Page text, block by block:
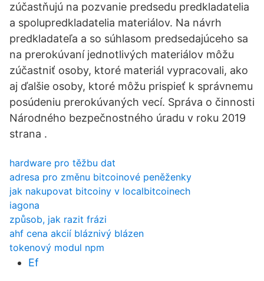
zúčastňujú na pozvanie predsedu predkladatelia
a spolupredkladatelia materiálov. Na návrh
predkladateľa a so súhlasom predsedajúceho sa
na prerokúvaní jednotlivých materiálov môžu
zúčastniť osoby, ktoré materiál vypracovali, ako
aj ďalšie osoby, ktoré môžu prispieť k správnemu
posúdeniu prerokúvaných vecí. Správa o činnosti
Národného bezpečnostného úradu v roku 2019
strana .
hardware pro těžbu dat
adresa pro změnu bitcoinové peněženky
jak nakupovat bitcoiny v localbitcoinech
iagona
způsob, jak razit frázi
ahf cena akcií bláznivý blázen
tokenový modul npm
Ef